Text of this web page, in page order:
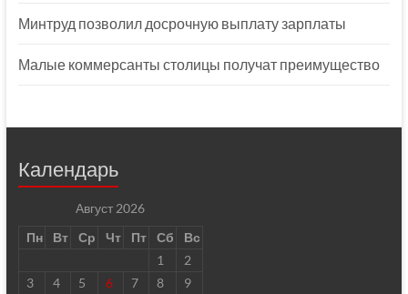
Минтруд позволил досрочную выплату зарплаты
Малые коммерсанты столицы получат преимущество
Календарь
Август 2026
Пн
Вт Ср Чт Пт Сб
Вс
1
2
3
4 5 6 7 8
9